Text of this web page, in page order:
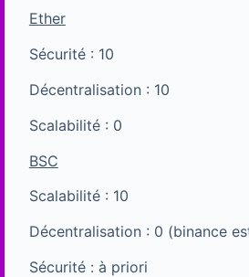
Ether
Sécurité : 10
Décentralisation : 10
Scalabilité : 0
BSC
Scalabilité : 10
Décentralisation : 0 (binance
Sécurité : à priori